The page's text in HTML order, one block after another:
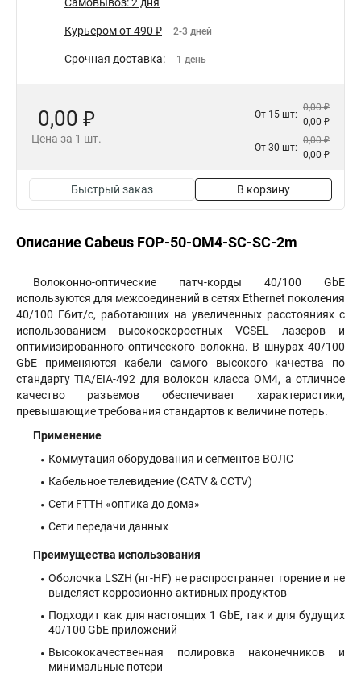
Самовывоз: 2 дня
Курьером от 490 ₽ 2-3 дней
Срочная доставка: 1 день
0,00 ₽
Цена за 1 шт.
От 15 шт:
0,00 ₽
0,00 ₽
От 30 шт:
0,00 ₽
0,00 ₽
Быстрый заказ В корзину
Описание Cabeus FOP-50-OM4-SC-SC-2m
Волоконно-оптические патч-корды 40/100 GbE
используются для межсоединений в сетях Ethernet поколения
40/100 Гбит/с, работающих на увеличенных расстояниях с
использованием высокоскоростных VCSEL лазеров и
оптимизированного оптического волокна. В шнурах 40/100
GbE применяются кабели самого высокого качества по
стандарту TIA/EIA-492 для волокон класса OM4, а отличное
качество разъемов обеспечивает характеристики,
превышающие требования стандартов к величине потерь.
Применение
Коммутация оборудования и сегментов ВОЛС
Кабельное телевидение (CATV & CCTV)
Сети FTTH «оптика до дома»
Сети передачи данных
Преимущества использования
Оболочка LSZH (нг-HF) не распространяет горение и не
выделяет коррозионно-активных продуктов
Подходит как для настоящих 1 GbE, так и для будущих
40/100 GbE приложений
Высококачественная полировка наконечников и
минимальные потери